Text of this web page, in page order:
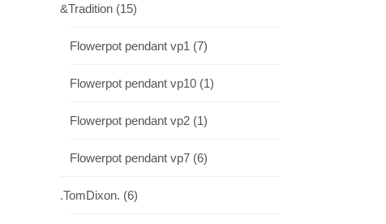
&Tradition (15)
Flowerpot pendant vp1 (7)
Flowerpot pendant vp10 (1)
Flowerpot pendant vp2 (1)
Flowerpot pendant vp7 (6)
.TomDixon. (6)